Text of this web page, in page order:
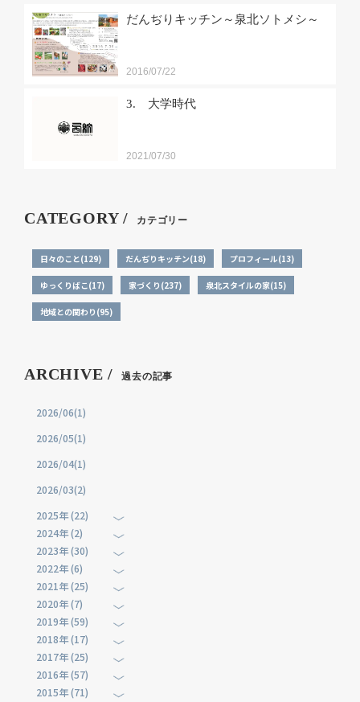
だんぢりキッチン～泉北ソトメシ～
2016/07/22
3. 大学時代
2021/07/30
CATEGORY / カテゴリー
日々のこと(129) だんぢりキッチン(18) プロフィール(13)
ゆっくりばこ(17) 家づくり(237) 泉北スタイルの家(15)
地域との関わり(95)
ARCHIVE / 過去の記事
2026/06(1)
2026/05(1)
2026/04(1)
2026/03(2)
2025年 (22)
2024年 (2)
2023年 (30)
2022年 (6)
2021年 (25)
2020年 (7)
2019年 (59)
2018年 (17)
2017年 (25)
2016年 (57)
2015年 (71)